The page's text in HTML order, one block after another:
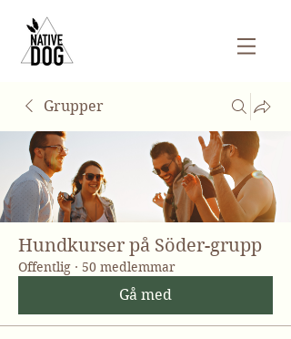
Grupper
Hundkurser på Söder-grupp
Offentlig · 50 medlemmar
Gå med